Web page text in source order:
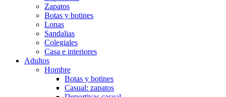
Zapatos
Botas y botines
Lonas
Sandalias
Colegiales
Casa e interiores
Adultos
Hombre
Botas y botines
Casual: zapatos